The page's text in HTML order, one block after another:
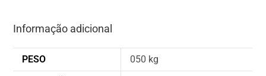
Informação adicional
PESO 050 kg